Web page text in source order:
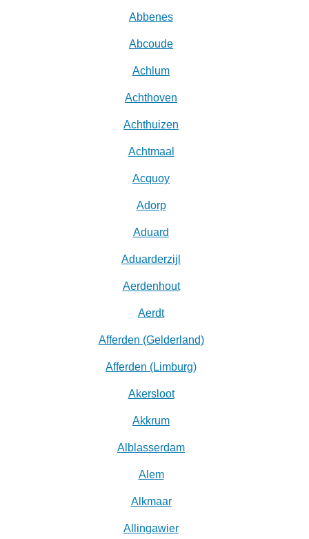
Abbenes
Abcoude
Achlum
Achthoven
Achthuizen
Achtmaal
Acquoy
Adorp
Aduard
Aduarderzijl
Aerdenhout
Aerdt
Afferden (Gelderland)
Afferden (Limburg)
Akersloot
Akkrum
Alblasserdam
Alem
Alkmaar
Allingawier